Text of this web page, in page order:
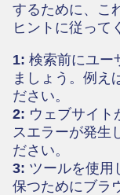
するために、こ
ヒントに従って
1: 検索前にユー
ましょう。例え
ださい。
2: ウェブサイト
スエラーが発生
ださい。
3: ツールを使用
保つためにブラ